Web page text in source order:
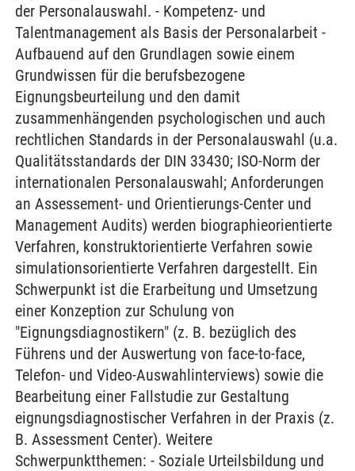
der Personalauswahl. - Kompetenz- und
Talentmanagement als Basis der Personalarbeit -
Aufbauend auf den Grundlagen sowie einem
Grundwissen für die berufsbezogene
Eignungsbeurteilung und den damit
zusammenhängenden psychologischen und auch
rechtlichen Standards in der Personalauswahl (u.a.
Qualitätsstandards der DIN 33430; ISO-Norm der
internationalen Personalauswahl; Anforderungen
an Assessement- und Orientierungs-Center und
Management Audits) werden biographieorientierte
Verfahren, konstruktorientierte Verfahren sowie
simulationsorientierte Verfahren dargestellt. Ein
Schwerpunkt ist die Erarbeitung und Umsetzung
einer Konzeption zur Schulung von
"Eignungsdiagnostikern" (z. B. bezüglich des
Führens und der Auswertung von face-to-face,
Telefon- und Video-Auswahlinterviews) sowie die
Bearbeitung einer Fallstudie zur Gestaltung
eignungsdiagnostischer Verfahren in der Praxis (z.
B. Assessment Center). Weitere
Schwerpunktthemen: - Soziale Urteilsbildung und